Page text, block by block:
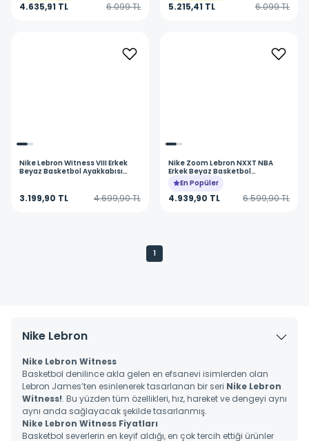
4.635,91 TL 6.099 TL 5.215,41 TL 6.099 TL
NikeLebron Witness VIII Erkek
Beyaz Basketbol Ayakkabısı
3.199,90 TL 4.699,90 TL
Nike Zoom Lebron NXXT NBA
Erkek Beyaz Basketbol
Ayakkabısı FJ1566-103
En Popüler
4.939,90 TL 6.599,90 TL
1
Nike Lebron
Nike Lebron Witness
Basketbol denilince akla gelen en efsanevi isimlerden olan
Lebron James’ten esinlenerek tasarlanan bir seri Nike Lebron
Witness!. Bu yüzden tüm özellikleri, hız, hareket ve dengeyi aynı
aynı anda sağlayacak şekilde tasarlanmış.
Nike Lebron Witness Fiyatları
Basketbol severlerin en keyif aldığı, en çok tercih ettiği ürünler